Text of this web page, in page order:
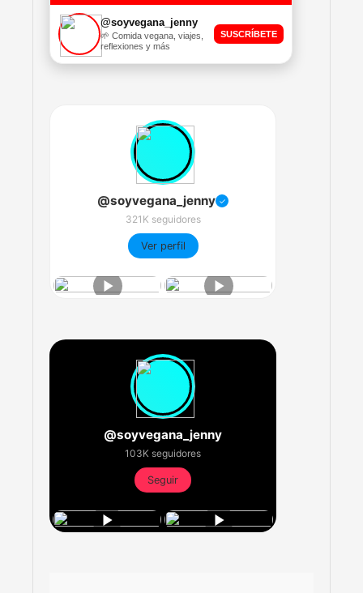
@soyvegana_jenny
🌱 Comida vegana, viajes,
reflexiones y más
SUSCRÍBETE
@soyvegana_jenny ✓
321K seguidores
Ver perfil
@soyvegana_jenny
103K seguidores
Seguir